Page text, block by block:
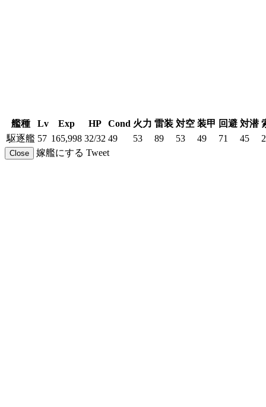
艦種 Lv Exp HP Cond 火力 雷装 対空 装甲 回避 対潜
駆逐艦 57 165,998 32/32 49 53 89 53 49 71 45
Close 嫁艦にする Tweet